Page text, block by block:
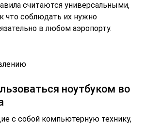
считаются универсальными,
что соблюдать их нужно
в любом аэропорту.
ноутбуком во
с собой компьютерную технику,